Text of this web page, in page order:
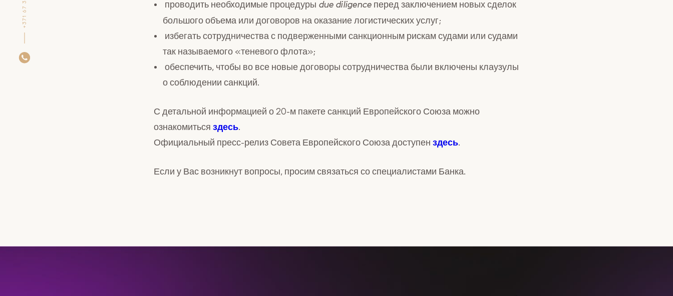
проводить необходимые процедуры due diligence перед заключением новых сделок
большого объема или договоров на оказание логистических услуг;
избегать сотрудничества с подверженными санкционным рискам судами или судами
так называемого «теневого флота»;
обеспечить, чтобы во все новые договоры сотрудничества были включены клаузулы
о соблюдении санкций.
С детальной информацией о 20-м пакете санкций Европейского Союза можно
ознакомиться здесь.
Официальный пресс-релиз Совета Европейского Союза доступен здесь.
Если у Вас возникнут вопросы, просим связаться со специалистами Банка.